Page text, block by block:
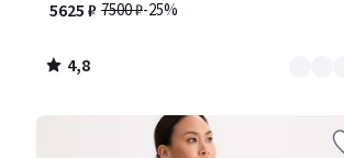
7500 ₽-25%
5625 ₽
4,8
/